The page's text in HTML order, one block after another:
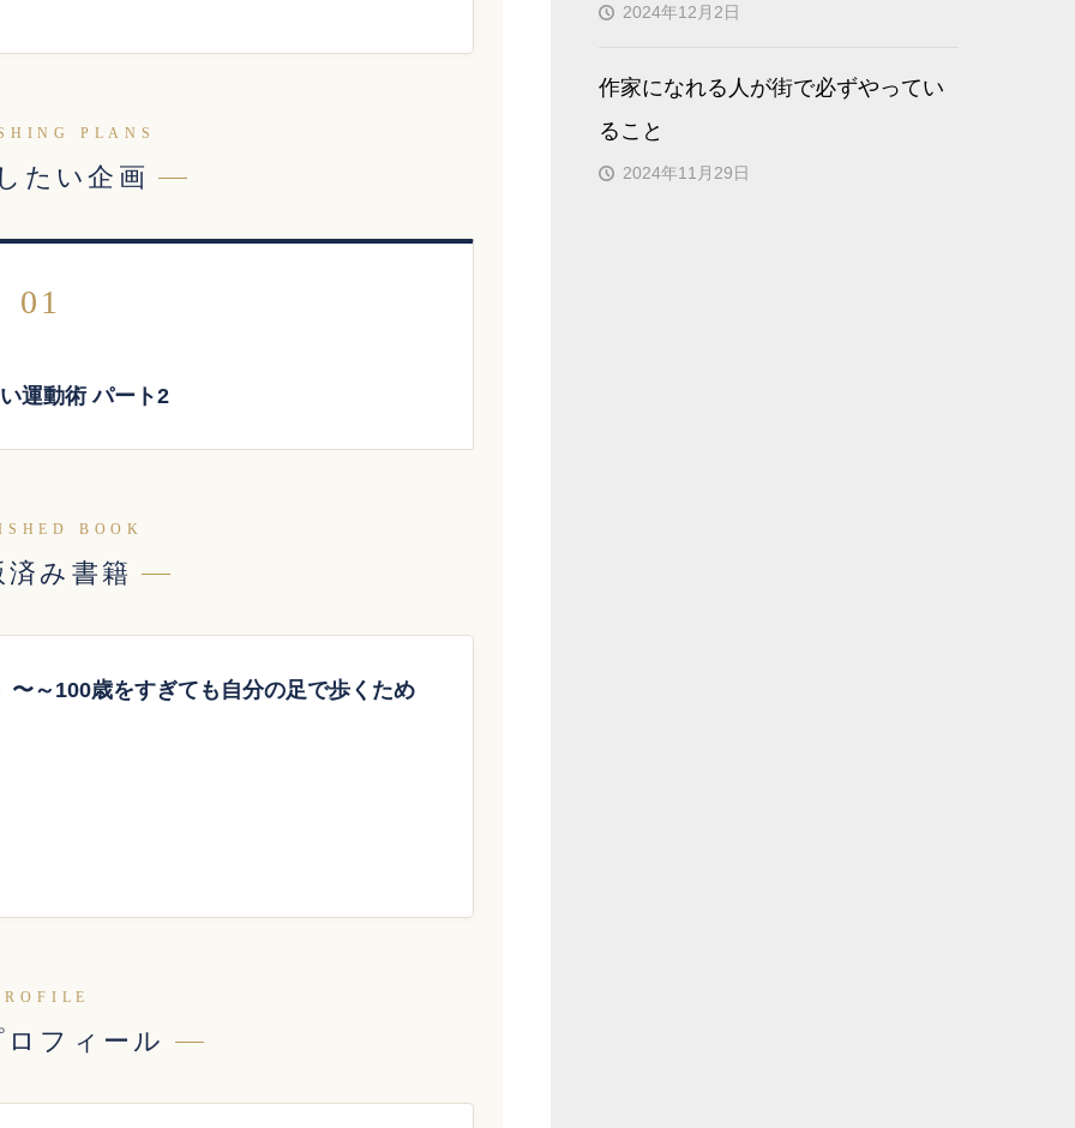
PLANS
たい企画
01
運動術 パート2
BOOK
済み書籍
〜～100歳をすぎても自分の足で歩くため
ロフィール
2024年12月2日
作家になれる人が街で必ずやってい
ること
2024年11月29日